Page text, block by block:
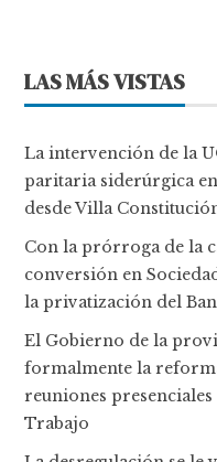
LAS MÁS VISTAS
La intervención de la
paritaria siderúrgica
desde Villa
Con la prórroga de la
conversión en
la privatización del
El Gobierno de la
formalmente la
reuniones
Trabajo